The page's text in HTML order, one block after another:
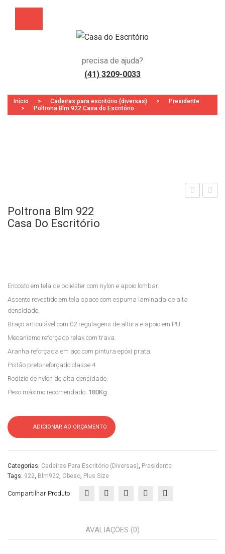
precisa de ajuda?
(41) 3209-0033
Início > Cadeiras para escritório (diversas) >
Presidente
>
Poltrona Blm 922 Casa do Escritório
Esc
Poltrona Blm 922
Casa Do Escritório
Encosto em tela de poliéster com nylon e apoio lombar.
Assento revestido em tela space com espuma laminada de alta
densidade.
Braço articulável com 02 regulagens de altura e apoio em PU.
Mecanismo reforçado relax com trava.
Aranha reforçada em aço com pintura epóxi prata.
Pistão preto reforçado classe 4.
Rodízio de nylon de alta densidade.
Peso máximo recomendado: 180Kg
ADICIONAR AO ORÇAMENTO
Categorias: Cadeiras Para Escritório (diversas), Presidente
Tags: 922, Blm922, Obeso, Plus Size
Compartilhar Produto
AVALIAÇÕES (0)